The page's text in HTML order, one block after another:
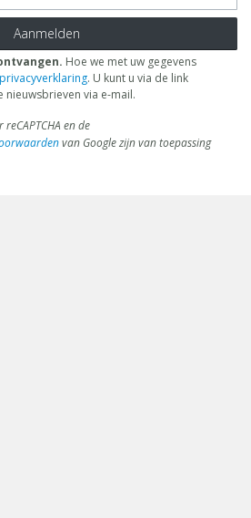
Aanmelden
Hoe we met uw gegevens
privacyverklaring. U kunt u via de link
via e-mail.
en de
van Google zijn van toepassing